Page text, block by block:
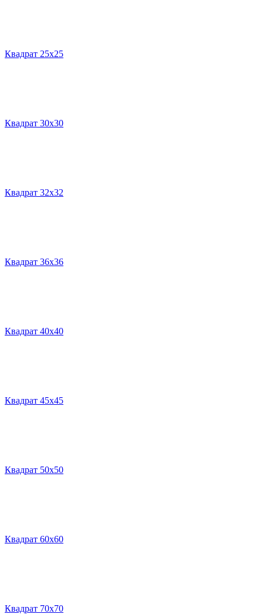
Квадрат 25х25
Квадрат 30х30
Квадрат 32х32
Квадрат 36х36
Квадрат 40х40
Квадрат 45х45
Квадрат 50х50
Квадрат 60х60
Квадрат 70х70